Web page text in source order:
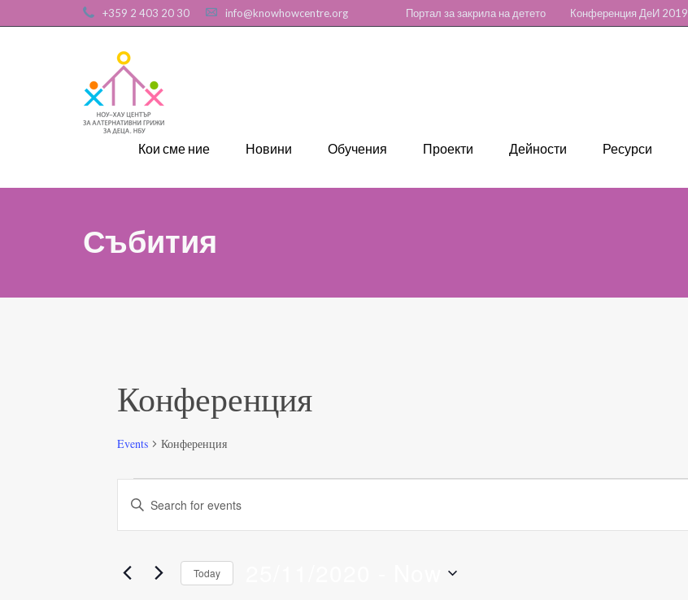
+359 2 403 20 30 info@knowhowcentre.org Портал за закрила на детето Конференция ДеИ 2019
Кои сме ние Новини Обучения Проекти Дейности Ресурси
Събития
Конференция
Events Конференция
Events
Events
Search
and
Enter
for
Events
Today